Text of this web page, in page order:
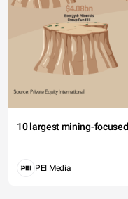
10 largest mining-
PEI Media